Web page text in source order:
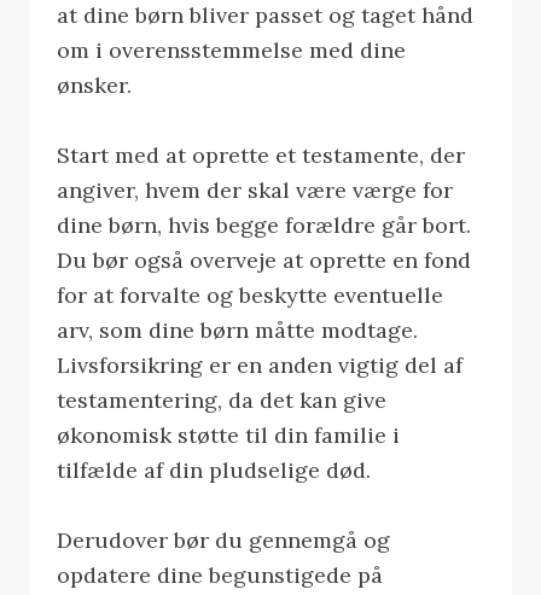
at dine børn bliver passet og taget hånd
om i overensstemmelse med dine
ønsker.
Start med at oprette et testamente, der
angiver, hvem der skal være værge for
dine børn, hvis begge forældre går bort.
Du bør også overveje at oprette en fond
for at forvalte og beskytte eventuelle
arv, som dine børn måtte modtage.
Livsforsikring er en anden vigtig del af
testamentering, da det kan give
økonomisk støtte til din familie i
tilfælde af din pludselige død.
Derudover bør du gennemgå og
opdatere dine begunstigede på